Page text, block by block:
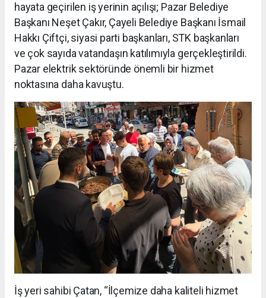
hayata geçirilen iş yerinin açılışı; Pazar Belediye
Başkanı Neşet Çakır, Çayeli Belediye Başkanı İsmail
Hakkı Çiftçi, siyasi parti başkanları, STK başkanları
ve çok sayıda vatandaşın katılımıyla gerçekleştirildi.
Pazar elektrik sektöründe önemli bir hizmet
noktasına daha kavuştu.
İş yeri sahibi Çatan, “İlçemize daha kaliteli hizmet